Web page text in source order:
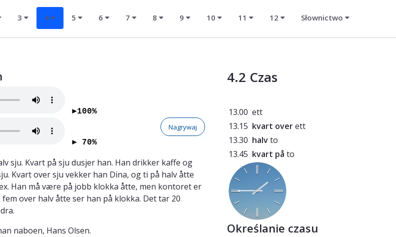
3 4 5 6 7 8 9 10 11 12 Słownictwo
►100%
► 70%
Nagrywaj
sju. Kvart på sju dusjer han. Han drikker kaffe og
Kvart over sju vekker han Dina, og ti på halv åtte
Han må være på jobb klokka åtte, men kontoret er
over halv åtte ser han på klokka. Det tar 20
naboen, Hans Olsen.
4.2 Czas
13.00 ett
13.15 kvart overett
13.30 halvto
13.45 kvart på to
Określanie czasu